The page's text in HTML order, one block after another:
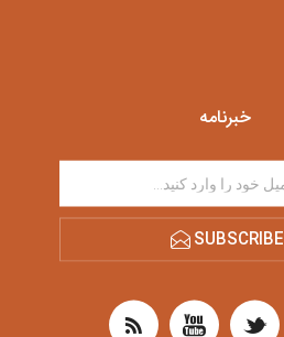
خبرنامه
SUBSCRIBE